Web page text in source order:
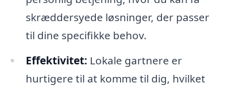
skræddersyede løsninger, der passer
til dine specifikke behov.
Effektivitet: Lokale gartnere er
hurtigere til at komme til dig, hvilket